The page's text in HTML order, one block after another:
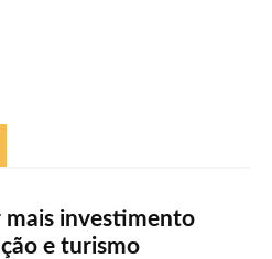
mais investimento
e turismo